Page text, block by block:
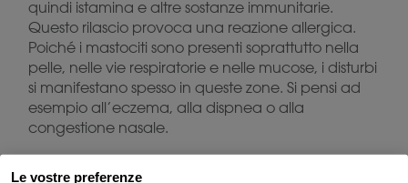
Le vostre preferenze
quindi istamina e altre sostanze immunitarie.
Questo rilascio provoca una reazione allergica.
Poiché i mastociti sono presenti soprattutto nella
pelle, nelle vie respiratorie e nelle mucose, i disturbi
si manifestano spesso in queste zone. Si pensi ad
esempio all’eczema, alla dispnea o alla
congestione nasale.